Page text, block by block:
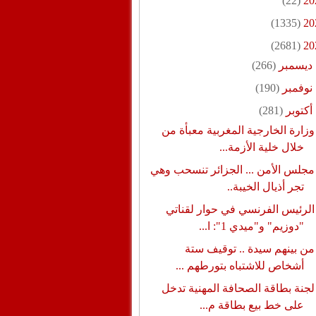
(1335)
(2681)
ديسمبر(266)
نوفمبر(190)
أكتوبر(281)
وزارة الخارجية المغربية معبأة من
خلال خلية الأزمة...
مجلس الأمن ... الجزائر تنسحب وهي
تجر أذيال الخيبة..
الرئيس الفرنسي في حوار لقناتي
"دوزيم" و"ميدي 1": ا...
من بينهم سيدة .. توقيف ستة
أشخاص للاشتباه بتورطهم ...
لجنة بطاقة الصحافة المهنية تدخل
على خط بيع بطاقة م...